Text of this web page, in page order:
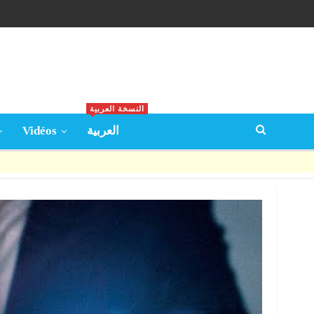
Vidéos العربية
النسخة العربية